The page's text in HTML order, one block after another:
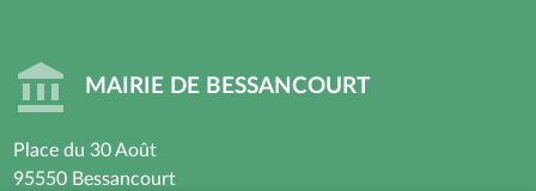
MAIRIE DE BESSANCOURT
Place du 30 Août
95550 Bessancourt